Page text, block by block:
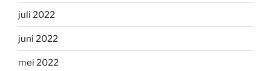
juli 2022
juni 2022
mei 2022